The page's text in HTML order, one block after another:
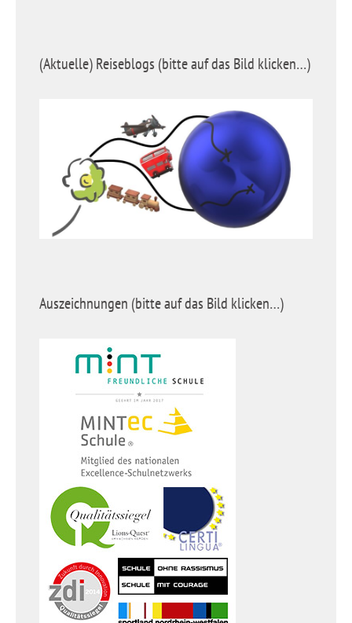
(Aktuelle) Reiseblogs (bitte auf das Bild klicken…)
Auszeichnungen (bitte auf das Bild klicken…)